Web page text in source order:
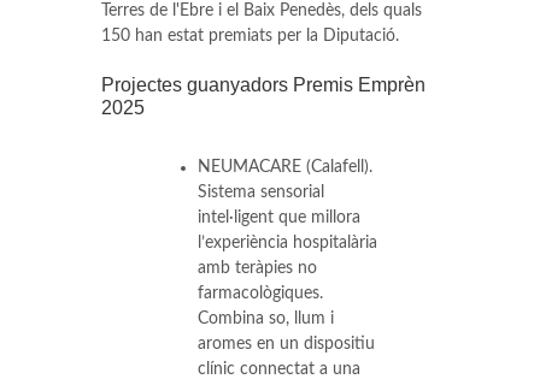
Terres de l'Ebre i el Baix Penedès, dels quals
150 han estat premiats per la Diputació.
Projectes guanyadors Premis Emprèn
2025
NEUMACARE (Calafell).
Sistema sensorial
intel·ligent que millora
l’experiència hospitalària
amb teràpies no
farmacològiques.
Combina so, llum i
aromes en un dispositiu
clínic connectat a una